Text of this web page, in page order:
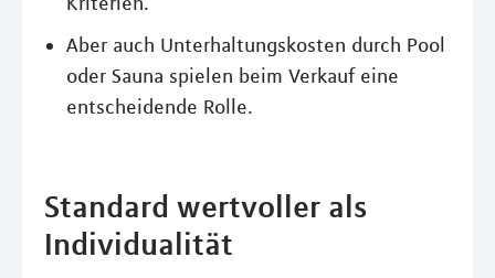
Aber auch Unterhaltungskosten durch Pool
oder Sauna spielen beim Verkauf eine
entscheidende Rolle.
Standard wertvoller als
Individualität